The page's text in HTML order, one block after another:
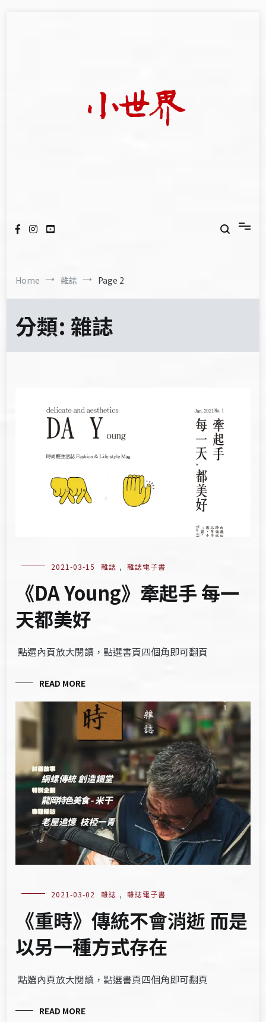
Home 雜誌 Page 2
分類: 雜誌
2021-03-15 雜誌 , 雜誌電子書
《DA Young》牽起手 每一
天都美好
點選內頁放大閱讀，點選書頁四個角即可翻頁
READ MORE
2021-03-02 雜誌 , 雜誌電子書
《重時》傳統不會消逝 而是
以另一種方式存在
點選內頁放大閱讀，點選書頁四個角即可翻頁
READ MORE